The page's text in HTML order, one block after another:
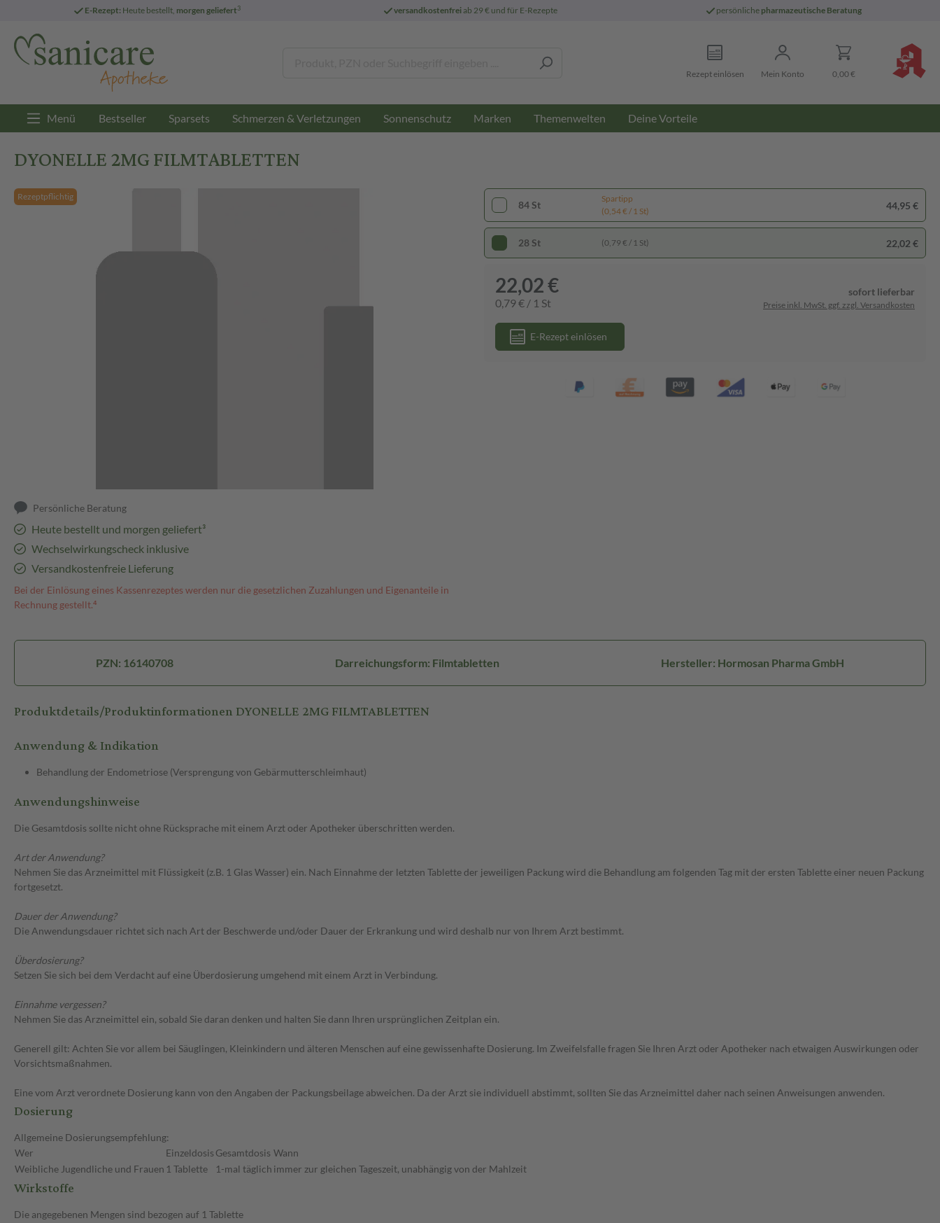
E-Rezept: Heute bestellt, morgen geliefert3 versandkostenfreiab 29 € und für E-Rezepte persönliche pharmazeutische Beratung
Rezept einlösen Mein Konto 0,00 €
Menü Bestseller Sparsets Schmerzen & Verletzungen Sonnenschutz Marken Themenwelten Deine Vorteile
DYONELLE 2MG FILMTABLETTEN
Rezeptpflichtig
Persönliche Beratung
Heute bestellt und morgen geliefert³
Wechselwirkungscheck inklusive
Versandkostenfreie Lieferung
Bei der Einlösung eines Kassenrezeptes werden nur die gesetzlichen Zuzahlungen und Eigenanteile in
Rechnung gestellt.⁴
84 St
Spartipp
(0,54 € / 1 St)
44,95 €
28 St (0,79 € / 1 St) 22,02 €
22,02 €
0,79 € / 1 St
sofort lieferbar
Preise inkl. MwSt. ggf. zzgl. Versandkosten
E-Rezept einlösen
PZN: 16140708 Darreichungsform: Filmtabletten Hersteller: Hormosan Pharma GmbH
Produktdetails/Produktinformationen DYONELLE 2MG FILMTABLETTEN
Anwendung & Indikation
Behandlung der Endometriose (Versprengung von Gebärmutterschleimhaut)
Anwendungshinweise
Die Gesamtdosis sollte nicht ohne Rücksprache mit einem Arzt oder Apotheker überschritten werden.
Art der Anwendung?
Nehmen Sie das Arzneimittel mit Flüssigkeit (z.B. 1 Glas Wasser) ein. Nach Einnahme der letzten Tablette der jeweiligen Packung wird die Behandlung am folgenden Tag mit der ersten Tablette einer neuen Packung
fortgesetzt.
Dauer der Anwendung?
Die Anwendungsdauer richtet sich nach Art der Beschwerde und/oder Dauer der Erkrankung und wird deshalb nur von Ihrem Arzt bestimmt.
Überdosierung?
Setzen Sie sich bei dem Verdacht auf eine Überdosierung umgehend mit einem Arzt in Verbindung.
Einnahme vergessen?
Nehmen Sie das Arzneimittel ein, sobald Sie daran denken und halten Sie dann Ihren ursprünglichen Zeitplan ein.
Generell gilt: Achten Sie vor allem bei Säuglingen, Kleinkindern und älteren Menschen auf eine gewissenhafte Dosierung. Im Zweifelsfalle fragen Sie Ihren Arzt oder Apotheker nach etwaigen Auswirkungen oder
Vorsichtsmaßnahmen.
Eine vom Arzt verordnete Dosierung kann von den Angaben der Packungsbeilage abweichen. Da der Arzt sie individuell abstimmt, sollten Sie das Arzneimittel daher nach seinen Anweisungen anwenden.
Dosierung
Allgemeine Dosierungsempfehlung:
Wer
Einzeldosis Gesamtdosis Wann
Weibliche Jugendliche und Frauen 1 Tablette 1-mal täglich immer zur gleichen Tageszeit, unabhängig von der Mahlzeit
Wirkstoffe
Die angegebenen Mengen sind bezogen auf 1 Tablette